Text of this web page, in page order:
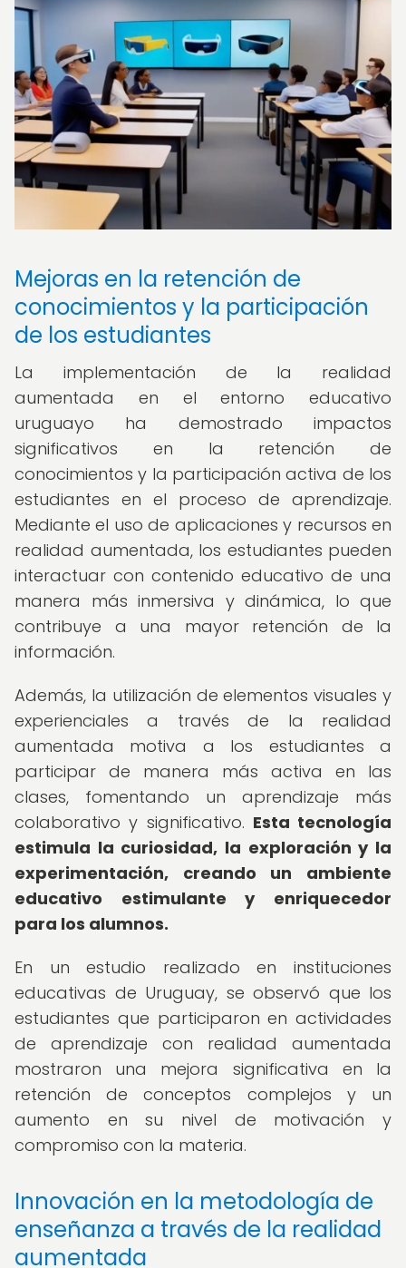
Mejoras en la retención de
conocimientos y la participación
de los estudiantes
La implementación de la realidad
aumentada en el entorno educativo
uruguayo ha demostrado impactos
significativos en la retención de
conocimientos y la participación activa de los
estudiantes en el proceso de aprendizaje.
Mediante el uso de aplicaciones y recursos en
realidad aumentada, los estudiantes pueden
interactuar con contenido educativo de una
manera más inmersiva y dinámica, lo que
contribuye a una mayor retención de la
información.
Además, la utilización de elementos visuales y
experienciales a través de la realidad
aumentada motiva a los estudiantes a
participar de manera más activa en las
clases, fomentando un aprendizaje más
colaborativo y significativo. Esta tecnología
estimula la curiosidad, la exploración y la
experimentación, creando un ambiente
educativo estimulante y enriquecedor
para los alumnos.
En un estudio realizado en instituciones
educativas de Uruguay, se observó que los
estudiantes que participaron en actividades
de aprendizaje con realidad aumentada
mostraron una mejora significativa en la
retención de conceptos complejos y un
aumento en su nivel de motivación y
compromiso con la materia.
Innovación en la metodología de
enseñanza a través de la realidad
aumentada